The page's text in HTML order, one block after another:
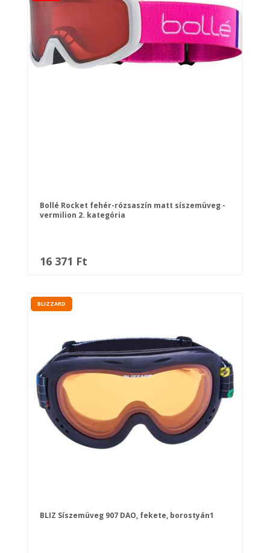
Bollé Rocket fehér-rózsaszín matt síszemüveg -
vermilion 2. kategória
16 371 Ft
BLIZZARD
BLIZ Síszemüveg 907 DAO, fekete, borostyán1